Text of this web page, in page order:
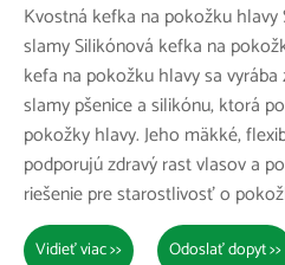
Kvostná kefka na pokožku hlavy
slamy Silikónová kefka na
kefa na pokožku hlavy sa
slamy pšenice a silikónu, ktorá
pokožky hlavy. Jeho mäkké,
podporujú zdravý rast vlasov a
riešenie pre starostlivosť o
Vidieť viac >> Odoslať dopyt >>